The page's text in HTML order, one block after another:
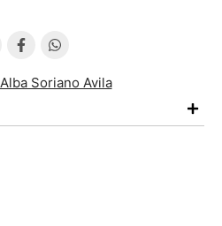
Alba Soriano Avila